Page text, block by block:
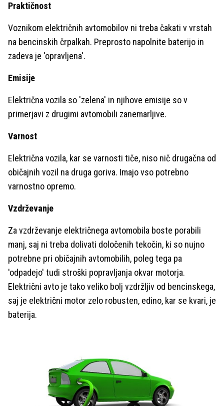
Praktičnost
Voznikom električnih avtomobilov ni treba čakati v vrstah
na bencinskih črpalkah. Preprosto napolnite baterijo in
zadeva je 'opravljena'.
Emisije
Električna vozila so 'zelena' in njihove emisije so v
primerjavi z drugimi avtomobili zanemarljive.
Varnost
Električna vozila, kar se varnosti tiče, niso nič drugačna od
običajnih vozil na druga goriva. Imajo vso potrebno
varnostno opremo.
Vzdrževanje
Za vzdrževanje električnega avtomobila boste porabili
manj, saj ni treba dolivati določenih tekočin, ki so nujno
potrebne pri običajnih avtomobilih, poleg tega pa
'odpadejo' tudi stroški popravljanja okvar motorja.
Električni avto je tako veliko bolj vzdržljiv od bencinskega,
saj je električni motor zelo robusten, edino, kar se kvari, je
baterija.